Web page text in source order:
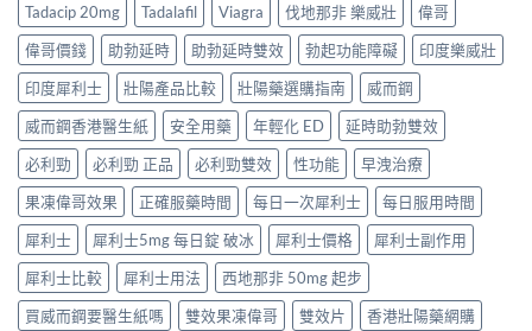
Tadacip 20mg
Tadalafil Viagra 伐地那非 樂威壯
偉哥
偉哥價錢
助勃延時 助勃延時雙效 勃起功能障礙
印度樂威壯
印度犀利士
壯陽產品比較 壯陽藥選購指南
威而鋼
威而鋼香港醫生紙
安全用藥 年輕化 ED
延時助勃雙效
必利勁
必利勁 正品 必利勁雙效 性功能
早洩治療
果凍偉哥效果
正確服藥時間 每日一次犀利士
每日服用時間
犀利士
犀利士5mg 每日錠 破冰 犀利士價格
犀利士副作用
犀利士比較
犀利士用法
西地那非 50mg 起步
買威而鋼要醫生紙嗎
雙效果凍偉哥 雙效片 香港壯陽藥網購